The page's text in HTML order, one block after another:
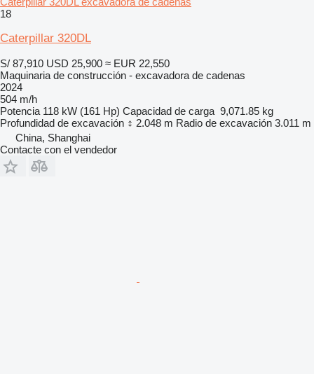
18
Caterpillar 320DL
S/ 87,910 USD 25,900 ≈ EUR 22,550
Maquinaria de construcción - excavadora de cadenas
2024
504 m/h
Potencia 118 kW (161 Hp) Capacidad de carga 9,071.85 kg
Profundidad de excavación
2.048 m Radio de excavación 3.011 m
China, Shanghai
Contacte con el vendedor